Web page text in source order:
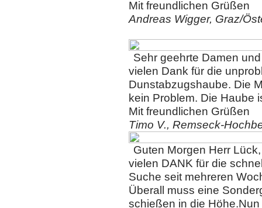
Mit freundlichen Grüßen
Andreas Wigger, Graz/
Sehr geehrte Damen
vielen Dank für die
Dunstabzugshaube. Die
kein Problem. Die Haube
Mit freundlichen Grüßen
Timo V., Remseck-
Guten Morgen Herr Lück,
vielen DANK für die
Suche seit mehreren
Überall muss eine
schießen in die